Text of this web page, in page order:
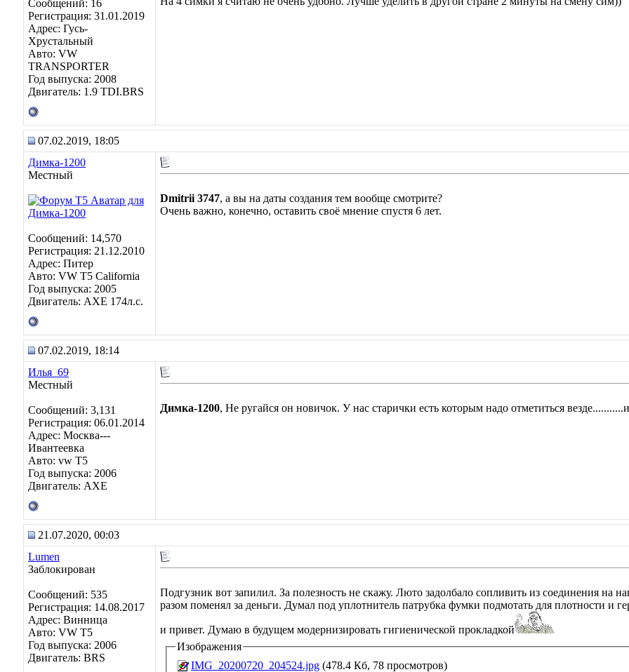
Сообщений: 16
Регистрация: 31.01.2019
Адрес: Гусь-
Хрустальный
Авто: VW
TRANSPORTER
Год выпуска: 2008
Двигатель: 1.9 TDI.BRS
07.02.2019, 18:05
Димка-1200
Местный
Сообщений: 14,570
Регистрация: 21.12.2010
Адрес: Питер
Авто: VW T5 California
Год выпуска: 2005
Двигатель: AXE 174л.с.
Dmitrii 3747, а вы на даты создания тем вообще смотрите?
Очень важно, конечно, оставить своё мнение спустя 6 лет.
07.02.2019, 18:14
Илья_69
Местный
Сообщений: 3,131
Регистрация: 06.01.2014
Адрес: Москва---
Ивантеевка
Авто: vw T5
Год выпуска: 2006
Двигатель: AXE
Димка-1200, Не ругайся он новичок. У нас старички есть которым надо отметиться
21.07.2020, 00:03
Lumen
Заблокирован
Сообщений: 535
Регистрация: 14.08.2017
Адрес: Винница
Авто: VW T5
Год выпуска: 2006
Двигатель: BRS
Подгузник вот запилил. За полезность не скажу. Люто задолбало сопливить из соединения на
разом поменял за деньги. Думал под уплотнитель патрубка фумки подмотать для плотности и
и привет. Думаю в будущем модернизировать гигиенической прокладкой
Изображения
IMG_20200720_204524.jpg (478.4 Кб, 78 просмотров)